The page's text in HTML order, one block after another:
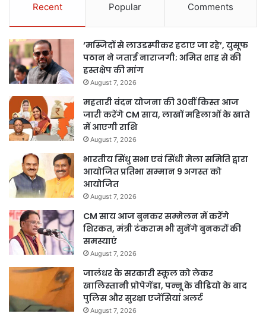
Recent Popular Comments
‘मस्जिदों से लाउडस्पीकर हटाए जा रहे’, युसूफ
पठान ने जताई नाराजगी; अमित शाह से की
हस्तक्षेप की मांग
August 7, 2026
महतारी वंदन योजना की 30वीं किस्त आज
जारी करेंगे CM साय, लाखों महिलाओं के खाते
में आएगी राशि
August 7, 2026
भारतीय सिंधु सभा एवं सिंधी मेला समिति द्वारा
आयोजित प्रतिभा सम्मान 9 अगस्त को
आयोजित
August 7, 2026
CM साय आज बुनकर सम्मेलन में करेंगे
शिरकत, मंत्री टंकराम भी सुनेंगे बुनकरों की
समस्याएं
August 7, 2026
जालंधर के सरकारी स्कूल को लेकर
खालिस्तानी प्रोपेगेंडा, पन्नू के वीडियो के बाद
पुलिस और सुरक्षा एजेंसियां अलर्ट
August 7, 2026